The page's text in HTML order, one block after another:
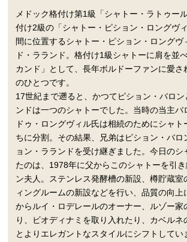
メドック格付け第1級「シャトー・ラトゥー
付け2級の「シャトー・ピション・ロングヴ
間に位置するシャトー・ピション・ロングヴ
ド・ラランド。格付け1級シャトーに肩を並
カンド」として、長年ボルドーファンに愛さ
のひとつです。
17世紀まで遡ると、かつてピション・バロン
ンドは一つのシャトーでした。当時の当主バ
ドゥ・ロングヴィル氏は相続のためにシャト
ちに分割。その結果、兄弟はピション・バロ
ョン・ラランドを受け継ぎました。今日のシ
たのは、1978年に父からこのシャトーを引
ン夫人。ステンレス発酵槽の新設、樽貯蔵室
ィングルームの新設などを行い、品質の向
からルイ・ロデレールのオーナー、ルゾー家
り、ビオディナミを取り入れたり、カベルネ
とよりエレガントなスタイルにシフトしてい